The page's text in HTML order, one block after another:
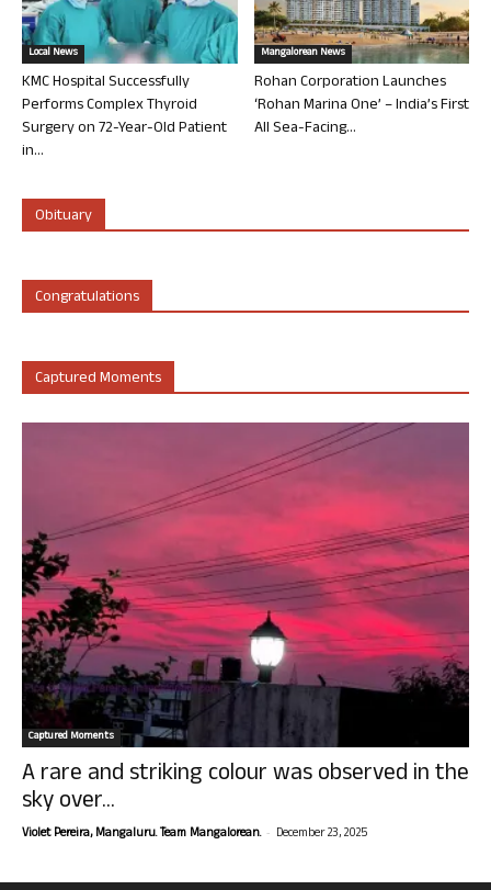
Local News
KMC Hospital Successfully
Performs Complex Thyroid
Surgery on 72-Year-Old Patient
in...
Mangalorean News
Rohan Corporation Launches
‘Rohan Marina One’ – India’s First
All Sea-Facing...
Obituary
Congratulations
Captured Moments
Captured Moments
A rare and striking colour was observed in the
sky over...
Violet Pereira, Mangaluru. Team Mangalorean. - December 23, 2025